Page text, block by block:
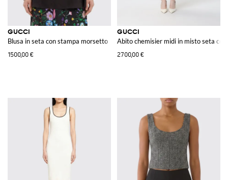
GUCCI
Blusa in seta con stampa morsetto
1500,00 €
GUCCI
Abito chemisier midi in misto seta
2700,00 €